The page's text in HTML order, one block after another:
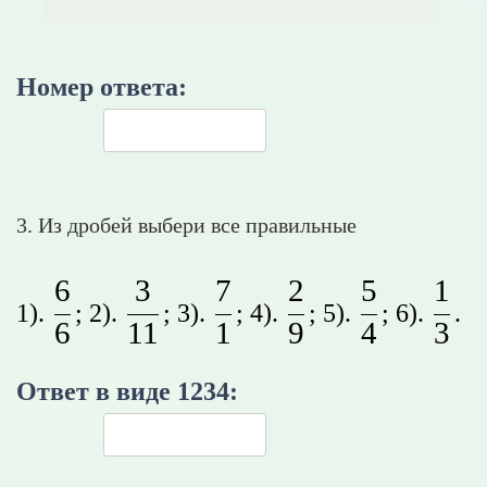
Номер ответа:
3. Из дробей выбери все правильные
1).
\frac{6}{6}
6
6
; 2).
\frac{3}{11}
11
3
; 3).
\frac{7}{1}
1
7
; 4).
\frac{2}{9}
9
2
; 5).
4
5
; 6).
3
1
.
Ответ в виде 1234: